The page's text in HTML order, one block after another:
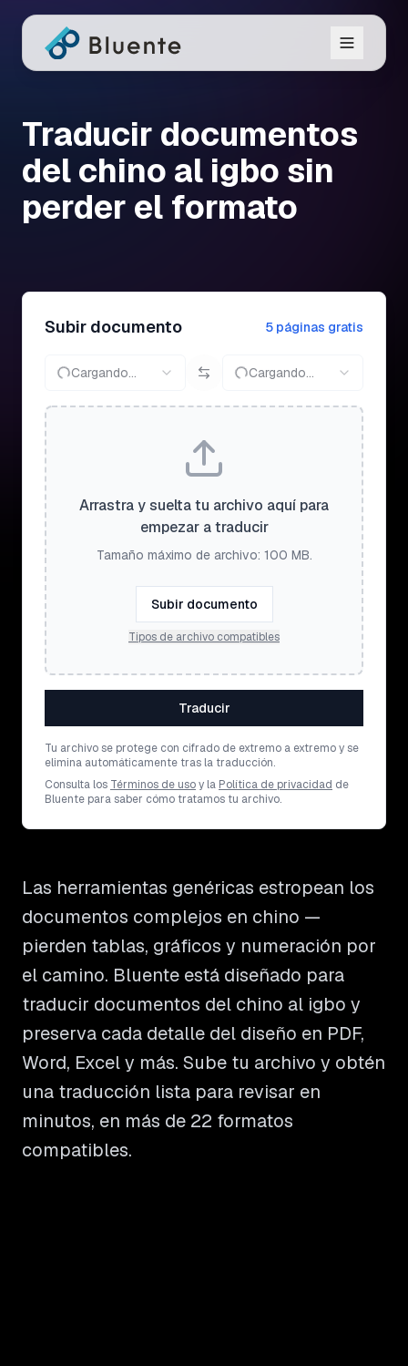
Traducir documentos
del chino al igbo sin
perder el formato
Subir documento 5 páginas gratis
Cargando... Cargando...
Arrastra y suelta tu archivo aquí para
empezar a traducir
Tamaño máximo de archivo: 100 MB.
Subir documento
Tipos de archivo compatibles
Traducir
Tu archivo se protege con cifrado de extremo a extremo y se
elimina automáticamente tras la traducción.
Consulta los Términos de usoy la Política de privacidad de
Bluente para saber cómo tratamos tu archivo.
Las herramientas genéricas estropean los
documentos complejos en chino —
pierden tablas, gráficos y numeración por
el camino. Bluente está diseñado para
traducir documentos del chino al igbo y
preserva cada detalle del diseño en PDF,
Word, Excel y más. Sube tu archivo y obtén
una traducción lista para revisar en
minutos, en más de 22 formatos
compatibles.